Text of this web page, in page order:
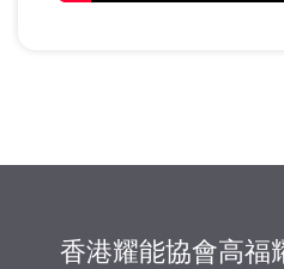
香港耀能協會高福